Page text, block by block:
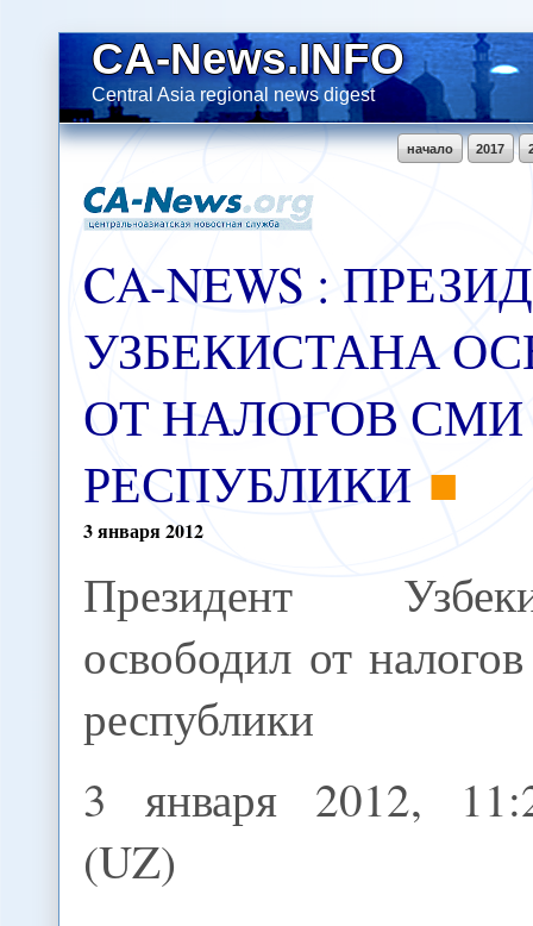
CA-News.INFO
Central Asia regional news digest
2017
начало
CA-NEWS :
УЗБЕКИСТАНА
ОТ НАЛОГОВ СМИ
РЕСПУБЛИКИ
3января2012
Президент
освободил от
республики
3 января 2012,
(UZ)